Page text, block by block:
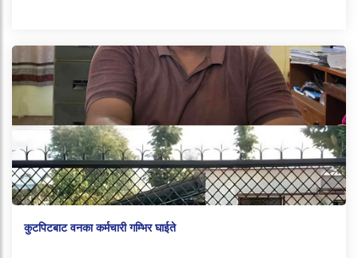
कुटपिटबाट वनका कर्मचारी गम्भिर घाईते